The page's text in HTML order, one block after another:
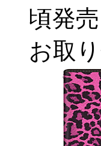
頃発売
お取